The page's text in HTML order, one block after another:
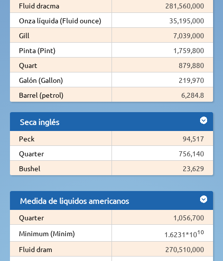
Fluid dracma
281,560,000
Onza líquida (Fluid ounce)
35,195,000
Gill
7,039,000
Pinta (Pint)
1,759,800
Quart
879,880
Galón (Gallon)
219,970
Barrel (petrol)
6,284.8
Seca inglés
Peck
94,517
Quarter
756,140
Bushel
23,629
Medida de liquidos americanos
Quarter
1,056,700
Minimum (Minim)
1.6231*1010
Fluid dram
270,510,000